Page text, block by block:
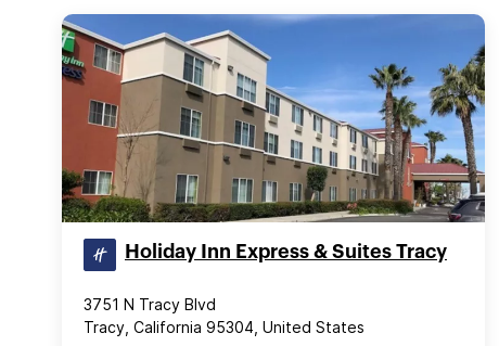
Holiday Inn Express & Suites Tracy
3751 N Tracy Blvd
Tracy, California 95304, United States